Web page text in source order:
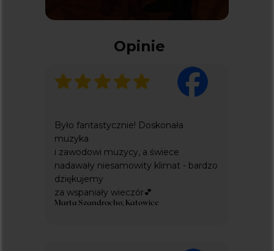
Było fantastycznie! Doskonała
muzyka
i zawodowi muzycy, a świece
nadawały niesamowity klimat - bardzo
dziękujemy
za wspaniały wieczór💕
Marta Szandrocho, Katowice
Opinie